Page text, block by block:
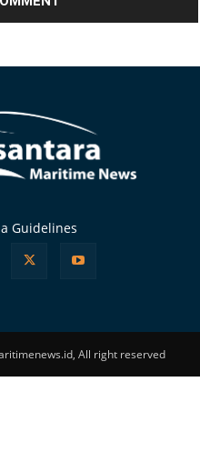
Guidelines
All right reserved